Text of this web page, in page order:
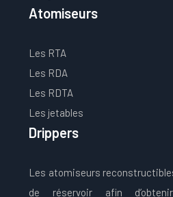
Atomiseurs
Les RTA
Les RDA
Les RDTA
Les jetables
Drippers
Les atomiseurs
de réservoir afin